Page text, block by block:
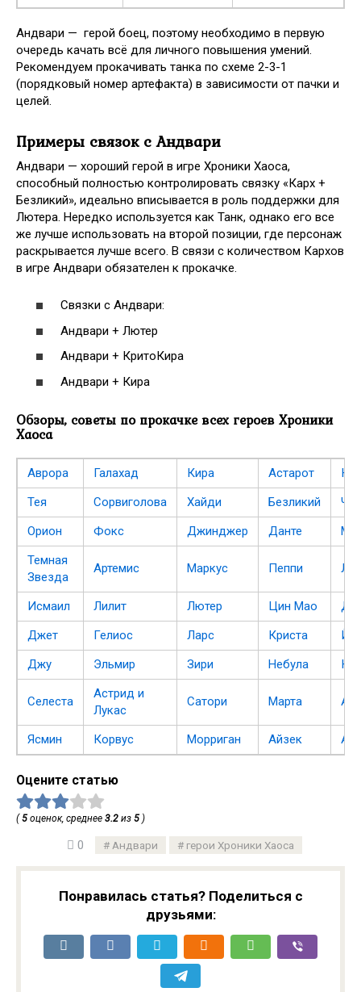
Андвари — герой боец, поэтому необходимо в первую
очередь качать всё для личного повышения умений.
Рекомендуем прокачивать танка по схеме 2-3-1
(порядковый номер артефакта) в зависимости от пачки и
целей.
Примеры связок с Андвари
Андвари — хороший герой в игре Хроники Хаоса,
способный полностью контролировать связку «Карх +
Безликий», идеально вписывается в роль поддержки для
Лютера. Нередко используется как Танк, однако его все
же лучше использовать на второй позиции, где персонаж
раскрывается лучше всего. В связи с количеством Кархов
в игре Андвари обязателен к прокачке.
Связки с Андвари:
Андвари + Лютер
Андвари + КритоКира
Андвари + Кира
Обзоры, советы по прокачке всех героев Хроники
Хаоса
Аврора Галахад Кира Астарот
Кай
Тея
Сорвиголова Хайди Безликий
Орион
Фокс Джинджер Данте
Темная
Звезда
Артемис Маркус Пеппи
Исмаил Лилит Лютер Цин Мао
Джет
Гелиос Ларс Криста
Джу
Эльмир Зири Небула
Селеста
Астрид и
Лукас
Сатори Марта
Ясмин Корвус Морриган Айзек
Оцените статью
(5 оценок, среднее 3.2 из 5 )
0 Андвари герои Хроники Хаоса
Понравилась статья? Поделиться с
друзьями: